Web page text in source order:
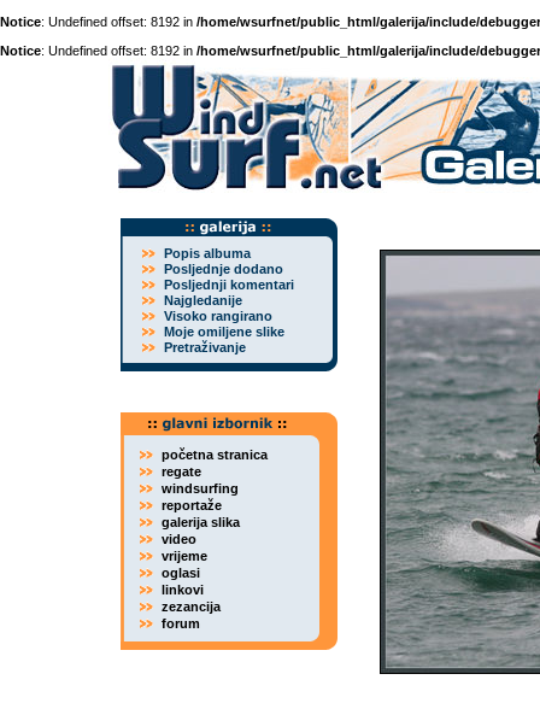
Notice: Undefined offset: 8192 in /home/wsurfnet/public_html/galerija/include/
Notice: Undefined offset: 8192 in /home/wsurfnet/public_html/galerija/include/
Popis albuma
Posljednje dodano
Posljednji komentari
Najgledanije
Visoko rangirano
Moje omiljene slike
Pretraživanje
početna stranica
regate
windsurfing
reportaže
galerija slika
video
vrijeme
oglasi
linkovi
zezancija
forum